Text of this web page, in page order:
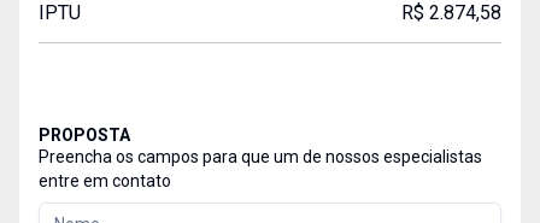
IPTU R$ 2.874,58
PROPOSTA
Preencha os campos para que um de nossos especialistas
entre em contato